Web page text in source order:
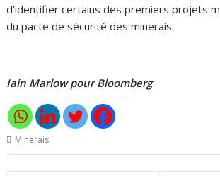
d’identifier certains des premiers projets
du pacte de sécurité des minerais.
Iain Marlow pour Bloomberg
Minerais